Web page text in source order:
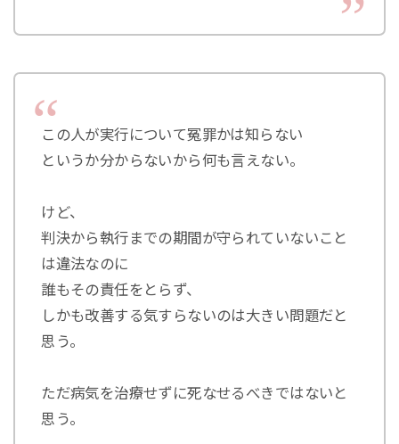
この人が実行について冤罪かは知らない
というか分からないから何も言えない。
けど、
判決から執行までの期間が守られていないこと
は違法なのに
誰もその責任をとらず、
しかも改善する気すらないのは大きい問題だと
思う。
ただ病気を治療せずに死なせるべきではないと
思う。